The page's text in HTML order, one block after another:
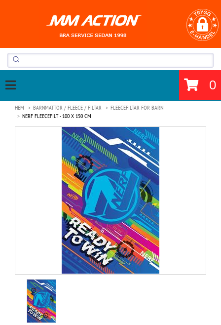
0
HEM BARNMATTOR / FLEECE / FILTAR
FLEECEFILTAR FÖR BARN
NERF FLEECEFILT - 100 X 150 CM